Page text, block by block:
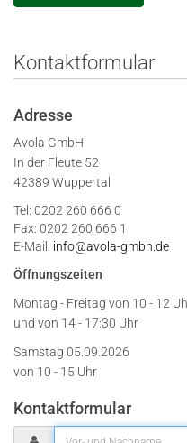
Kontaktformular
Adresse
Avola GmbH
In der Fleute 52
42389 Wuppertal
Tel: 0202 260 666 0
Fax: 0202 260 666 1
E-Mail: info@avola-gmbh.de
Öffnungszeiten
Montag - Freitag von 10 - 12
und von 14 - 17:30 Uhr
Samstag 05.09.2026
von 10 - 15 Uhr
Kontaktformular